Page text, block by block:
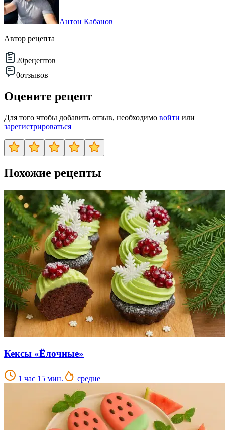
Антон Кабанов
Автор рецепта
20рецептов
0отзывов
Оцените рецепт
Для того чтобы добавить отзыв, необходимо войти или
зарегистрироваться
Похожие рецепты
Кексы «Ёлочные»
1 час 15 мин. средне